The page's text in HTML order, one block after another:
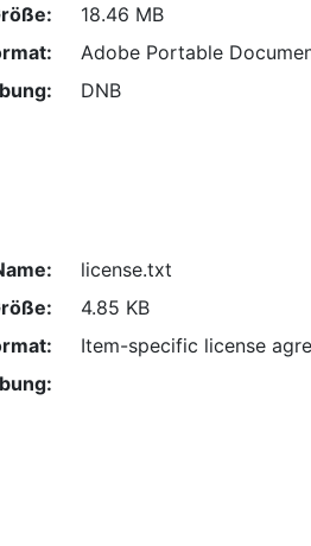
18.46 MB
Adobe Portable
DNB
license.txt
4.85 KB
Item-specific license